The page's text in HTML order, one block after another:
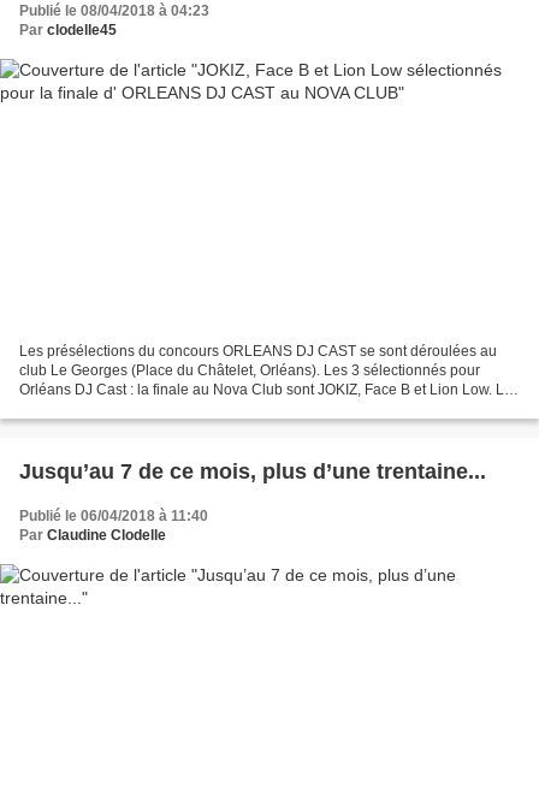
Publié le 08/04/2018 à 04:23
Par clodelle45
Les présélections du concours ORLEANS DJ CAST se sont déroulées au
club Le Georges (Place du Châtelet, Orléans). Les 3 sélectionnés pour
Orléans DJ Cast : la finale au Nova Club sont JOKIZ, Face B et Lion Low. Les
Jusqu’au 7 de ce mois, plus d’une trentaine...
Publié le 06/04/2018 à 11:40
Par Claudine Clodelle